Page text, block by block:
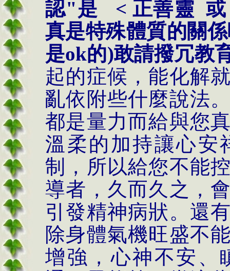
認"是 < 正善靈 或
真是特殊體質的關
是ok的)敢請撥冗教
起的症候，能化解
亂依附些什麼說法
都是量力而給與您
溫柔的加持讓心安
制，所以給您不能
導者，久而久之，
引發精神病狀。還
除身體氣機旺盛不
增強，心神不安、